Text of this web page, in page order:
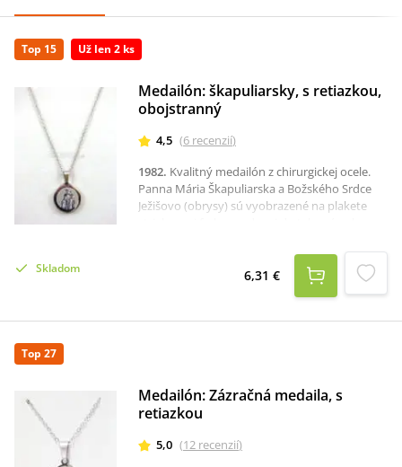
Top 15 Už len 2 ks
Medailón: škapuliarsky, s retiazkou,
obojstranný
4,5 (6 recenzií)
1982. Kvalitný medailón z chirurgickej ocele.
Panna Mária Škapuliarska a Božského Srdce
Ježišovo (obrysy) sú vyobrazené na plakete
zapínaním 47 cm.Škapuliar je dar Panny Márie,
ktorá túži zachrániť svoje deti.
Skladom 6,31 €
Top 27
Medailón: Zázračná medaila, s
retiazkou
5,0 (12 recenzií)